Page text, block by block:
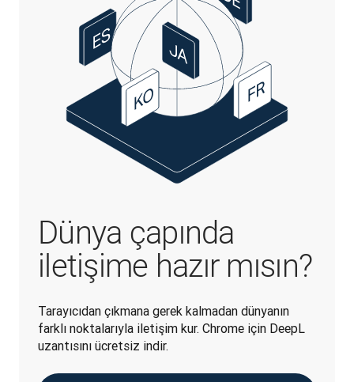
Dünya çapında
iletişime hazır mısın?
Tarayıcıdan çıkmana gerek kalmadan dünyanın
farklı noktalarıyla iletişim kur. Chrome için DeepL
uzantısını ücretsiz indir.